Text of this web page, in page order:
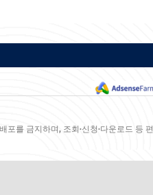
를 금지하며, 조회·신청·다운로드 등 편